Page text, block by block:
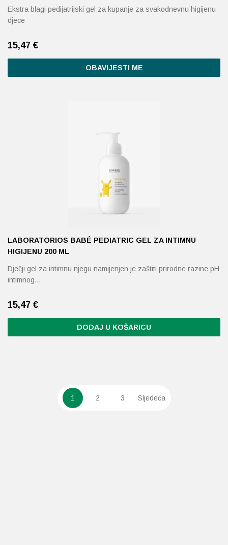
Ekstra blagi pedijatrijski gel za kupanje za svakodnevnu higijenu
djece
15,47 €
OBAVIJESTI ME
LABORATORIOS BABÉ PEDIATRIC GEL ZA INTIMNU
HIGIJENU 200 ML
Dječji gel za intimnu njegu namijenjen je zaštiti prirodne razine pH
intimnog…
15,47 €
DODAJ U KOŠARICU
1 2 3 Sljedeća